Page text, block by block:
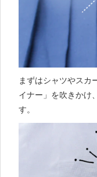
まずはシャツやスカ
イナー」を吹きかけ
す。